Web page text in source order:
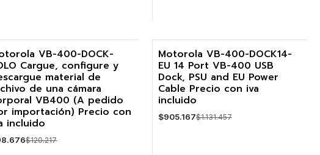
VER DETALLES
-18%
Agotado
VB-400-DOCK-
Cargue, configure y
material de
de una cámara
VB400 (A pedido
importación) Precio con
incluido
$120.217
-20%
Agotado
Motorola VB-400-DOCK14-
EU 14 Port VB-400 USB
Dock, PSU and EU Power
Cable Precio con iva
incluido
$905.167$1.131.457